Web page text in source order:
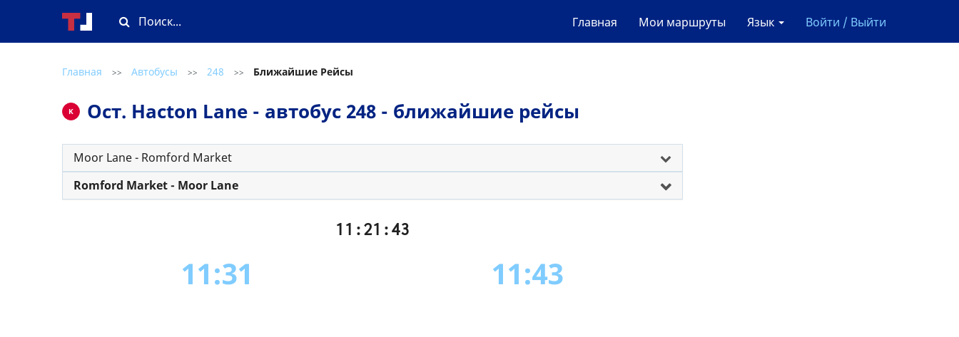
Главная Мои маршруты Язык Войти / Выйти
Главная >> Автобусы >> 248 >> Ближайшие Рейсы
K Ост. Hacton Lane - автобус 248 - ближайшие рейсы
Moor Lane - Romford Market
Romford Market - Moor Lane
11:21:43
11:31 11:43